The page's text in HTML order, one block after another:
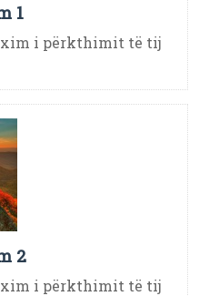
1
i përkthimit të tij
2
i përkthimit të tij